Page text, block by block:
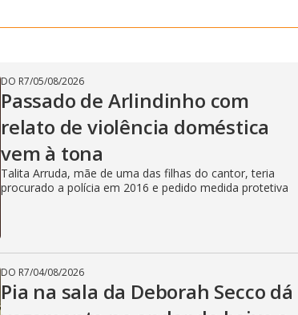
DO R7/05/08/2026
Passado de Arlindinho com
relato de violência doméstica
vem à tona
Talita Arruda, mãe de uma das filhas do cantor, teria
procurado a polícia em 2016 e pedido medida protetiva
DO R7/04/08/2026
Pia na sala da Deborah Secco dá